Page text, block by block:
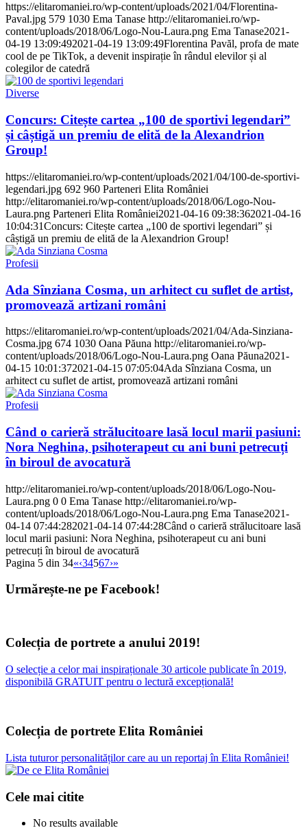
https://elitaromaniei.ro/wp-content/uploads/2021/04/Florentina-
Paval.jpg 579 1030 Ema Tanase http://elitaromaniei.ro/wp-
content/uploads/2018/06/Logo-Nou-Laura.png Ema Tanase2021-
04-19 13:09:492021-04-19 13:09:49Florentina Pavăl, profa de mate
cool de pe TikTok, a devenit inspirație în rândul elevilor și al
colegilor de catedră
Diverse
Concurs: Citește cartea „100 de sportivi legendari”
și câștigă un premiu de elită de la Alexandrion
Group!
https://elitaromaniei.ro/wp-content/uploads/2021/04/100-de-sportivi-
legendari.jpg 692 960 Parteneri Elita României
http://elitaromaniei.ro/wp-content/uploads/2018/06/Logo-Nou-
Laura.png Parteneri Elita României2021-04-16 09:38:362021-04-16
10:04:31Concurs: Citește cartea „100 de sportivi legendari” și
câștigă un premiu de elită de la Alexandrion Group!
Profesii
Ada Sînziana Cosma, un arhitect cu suflet de artist,
promovează artizani români
https://elitaromaniei.ro/wp-content/uploads/2021/04/Ada-Sinziana-
Cosma.jpg 674 1030 Oana Păuna http://elitaromaniei.ro/wp-
content/uploads/2018/06/Logo-Nou-Laura.png Oana Păuna2021-
04-15 10:01:372021-04-15 07:05:04Ada Sînziana Cosma, un
arhitect cu suflet de artist, promovează artizani români
Profesii
Când o carieră strălucitoare lasă locul marii pasiuni:
Nora Neghina, psihoterapeut cu ani buni petrecuți
în biroul de avocatură
http://elitaromaniei.ro/wp-content/uploads/2018/06/Logo-Nou-
Laura.png 0 0 Ema Tanase http://elitaromaniei.ro/wp-
content/uploads/2018/06/Logo-Nou-Laura.png Ema Tanase2021-
04-14 07:44:282021-04-14 07:44:28Când o carieră strălucitoare lasă
locul marii pasiuni: Nora Neghina, psihoterapeut cu ani buni
petrecuți în biroul de avocatură
Pagina 5 din 34«‹34567›»
Urmărește-ne pe Facebook!
Colecția de portrete a anului 2019!
O selecție a celor mai inspiraționale 30 articole publicate în 2019,
disponibilă GRATUIT pentru o lectură excepțională!
Colecția de portrete Elita României
Lista tuturor personalităților care au un reportaj în Elita României!
Cele mai citite
No results available